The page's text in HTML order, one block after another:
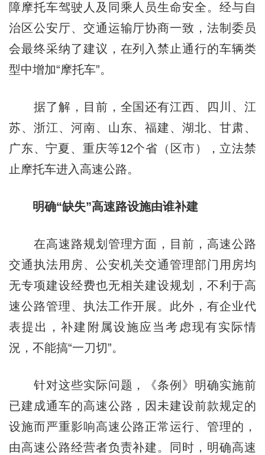
障摩托车驾驶人及同乘人员生命安全。经与自
治区公安厅、交通运输厅协商一致，法制委员
会最终采纳了建议，在列入禁止通行的车辆类
型中增加“摩托车”。
据了解，目前，全国还有江西、四川、江
苏、浙江、河南、山东、福建、湖北、甘肃、
广东、宁夏、重庆等12个省（区市），立法禁
止摩托车进入高速公路。
明确“缺失”高速路设施由谁补建
在高速路规划管理方面，目前，高速公路
交通执法用房、公安机关交通管理部门用房均
无专项建设经费也无相关建设规划，不利于高
速公路管理、执法工作开展。此外，有企业代
表提出，补建附属设施应当考虑现有实际情
況，不能搞“一刀切”。
针对这些实际问题，《条例》明确实施前
已建成通车的高速公路，因未建设前款规定的
设施而严重影响高速公路正常运行、管理的，
由高速公路经营者负责补建。同时，明确高速